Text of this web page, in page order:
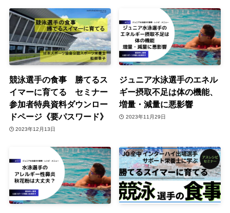
競泳選手の食事 勝てるス
イマーに育てる セミナー
参加者特典資料ダウンロー
ドページ《要パスワード》
2023年12月13日
ジュニア水泳選手のエネル
ギー摂取不足は体の機能、
増量・減量に悪影響
2023年11月29日